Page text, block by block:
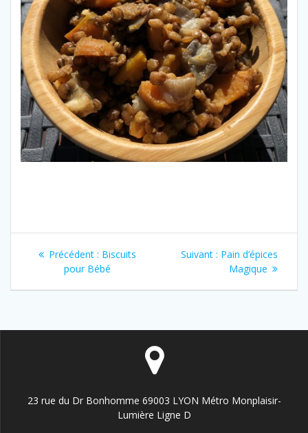
Navigation
Précédent : Article
précédent
Biscuits
pour Bébé
Suivant : Article
suivant
Pain d’épices
Magique
23 rue du Dr Bonhomme 69003 LYON Métro Monplaisir-
Lumière Ligne D